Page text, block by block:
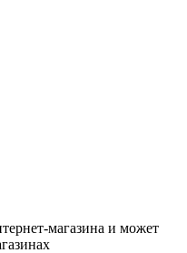
магазина и может